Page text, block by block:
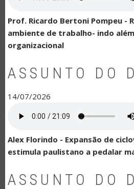
Prof. Ricardo Bertoni Pompeu -
ambiente de trabalho- indo
organizacional
ASSUNTO DO
14/07/2026
Alex Florindo - Expansão de
estimula paulistano a pedalar
ASSUNTO DO